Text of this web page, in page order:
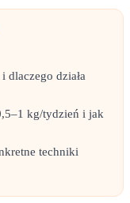
dlaczego działa
kg/tydzień i jak
techniki